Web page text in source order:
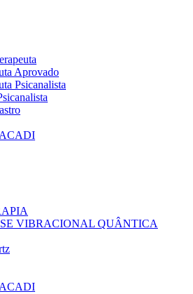
Aprovado
Psicanalista
VIBRACIONAL QUÂNTICA